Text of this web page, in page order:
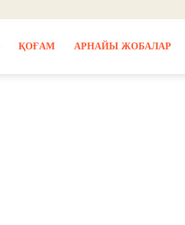
ҚОҒАМ АРНАЙЫ ЖОБАЛАР